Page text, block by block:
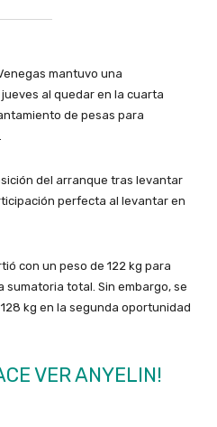
mantuvo una
al quedar en la cuarta
de pesas para
del arranque tras levantar
perfecta al levantar en
con un peso de 122 kg para
total. Sin embargo, se
kg en la segunda oportunidad
VER ANYELIN!